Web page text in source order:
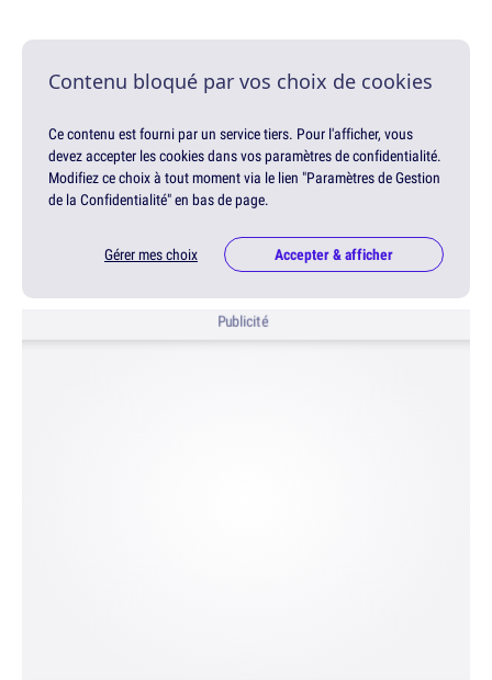
Contenu bloqué par vos choix de cookies
Ce contenu est fourni par un service tiers. Pour l'afficher, vous
devez accepter les cookies dans vos paramètres de confidentialité.
Modifiez ce choix à tout moment via le lien "Paramètres de Gestion
de la Confidentialité" en bas de page.
Gérer mes choix Accepter & afficher
Publicité